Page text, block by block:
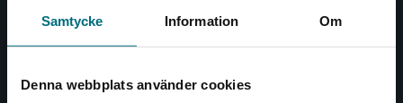
Samtycke Information Om
Denna webbplats använder cookies
och öppnar dörren till nya världar och möjligheter för
såväl barn som vuxna.